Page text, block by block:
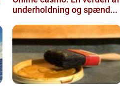
underholdning og spænd...